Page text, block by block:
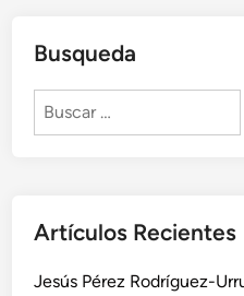
Busqueda
Buscar:
Artículos Recientes
Jesús Pérez Rodríguez-